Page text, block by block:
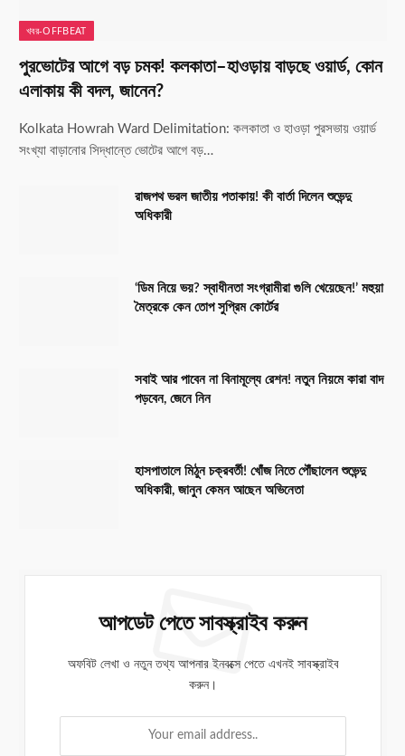
খবর-OFFBEAT
পুরভোটের আগে বড় চমক! কলকাতা–হাওড়ায় বাড়ছে ওয়ার্ড, কোন
এলাকায় কী বদল, জানেন?
Kolkata Howrah Ward Delimitation: কলকাতা ও হাওড়া পুরসভায় ওয়ার্ড
সংখ্যা বাড়ানোর সিদ্ধান্তে ভোটের আগে বড়…
রাজপথ ভরল জাতীয় পতাকায়! কী বার্তা দিলেন শুভেন্দু
অধিকারী
‘ডিম নিয়ে ভয়? স্বাধীনতা সংগ্রামীরা গুলি খেয়েছেন!’ মহুয়া
মৈত্রকে কেন তোপ সুপ্রিম কোর্টের
সবাই আর পাবেন না বিনামূল্যে রেশন! নতুন নিয়মে কারা বাদ
পড়বেন, জেনে নিন
হাসপাতালে মিঠুন চক্রবর্তী! খোঁজ নিতে পৌঁছালেন শুভেন্দু
অধিকারী, জানুন কেমন আছেন অভিনেতা
আপডেট পেতে সাবস্ক্রাইব করুন
অফবিট লেখা ও নতুন তথ্য আপনার ইনবক্সে পেতে এখনই সাবস্ক্রাইব
করুন।